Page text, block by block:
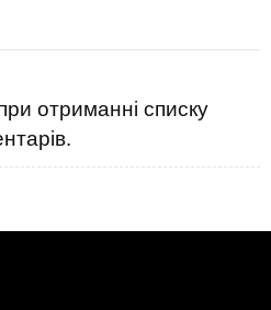
отриманні списку